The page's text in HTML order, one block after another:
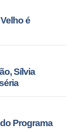
é
Sílvia
Programa